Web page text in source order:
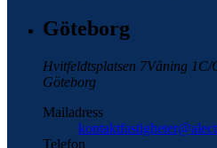
Göteborg
Hvitfeldtsplatsen 7Våning 1C/
Göteborg
Mailadress
Telefon